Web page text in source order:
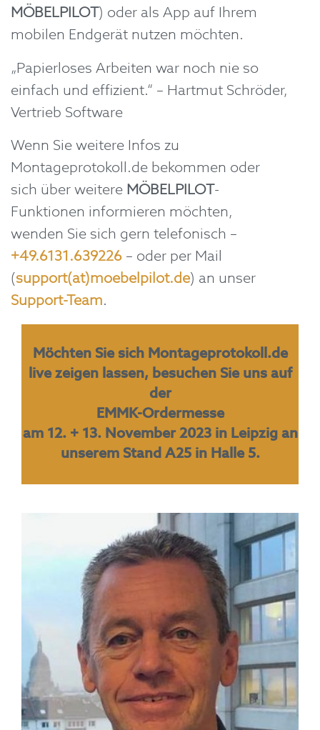
MÖBELPILOT ) oder als App auf Ihrem
mobilen Endgerät nutzen möchten.
„Papierloses Arbeiten war noch nie so
einfach und effizient.“ – Hartmut Schröder,
Vertrieb Software
Wenn Sie weitere Infos zu
Montageprotokoll.de bekommen oder
sich über weitere MÖBELPILOT -
Funktionen informieren möchten,
wenden Sie sich gern telefonisch –
+49.6131.639226 – oder per Mail
( support(at)moebelpilot.de) an unser
Support-Team.
Möchten Sie sich Montageprotokoll.de
live zeigen lassen, besuchen Sie uns auf
der
EMMK-Ordermesse
am 12. + 13. November 2023 in Leipzig an
unserem Stand A25 in Halle 5.